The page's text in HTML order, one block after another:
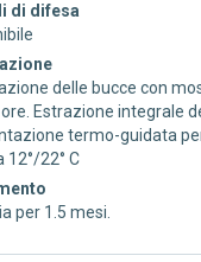
di difesa
delle bucce con
Estrazione integrale
termo-guidata
12°/22° C
per 1.5 mesi.